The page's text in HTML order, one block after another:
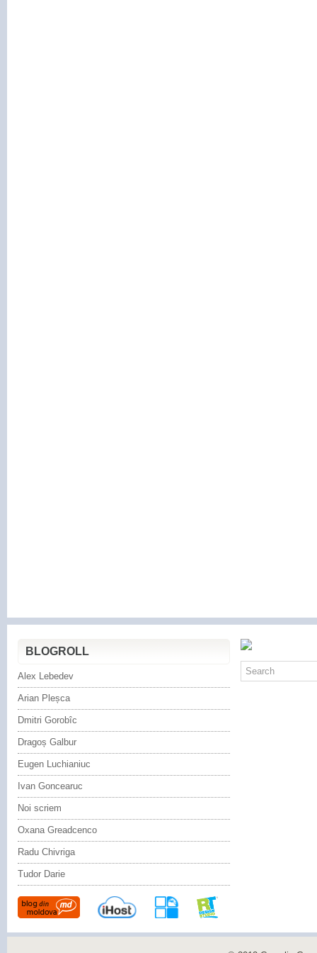
BLOGROLL
Alex Lebedev
Arian Pleșca
Dmitri Gorobîc
Dragoș Galbur
Eugen Luchianiuc
Ivan Goncearuc
Noi scriem
Oxana Greadcenco
Radu Chivriga
Tudor Darie